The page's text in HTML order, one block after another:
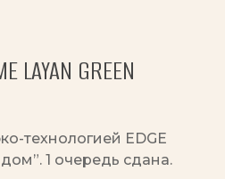
GREEN
технологией EDGE
1 очередь сдана.